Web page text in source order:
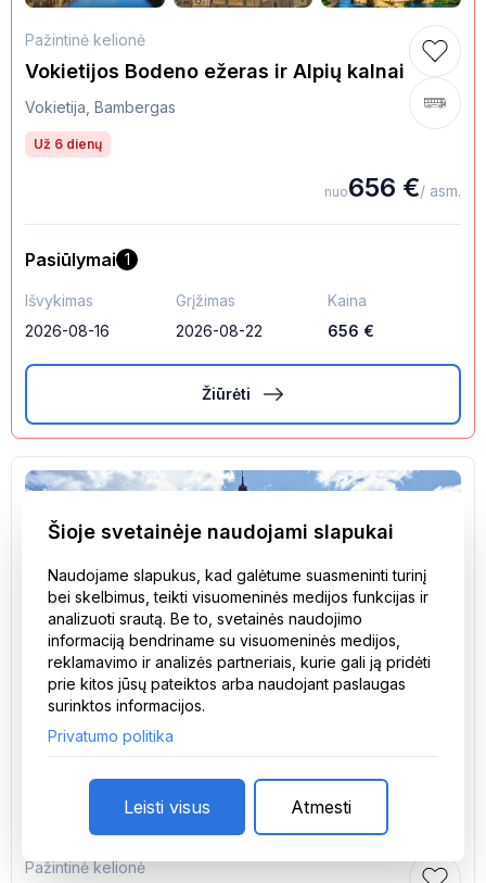
Šioje svetainėje naudojami slapukai
Naudojame slapukus, kad galėtume suasmeninti turinį
bei skelbimus, teikti visuomeninės medijos funkcijas ir
analizuoti srautą. Be to, svetainės naudojimo
informaciją bendriname su visuomeninės medijos,
reklamavimo ir analizės partneriais, kurie gali ją pridėti
prie kitos jūsų pateiktos arba naudojant paslaugas
surinktos informacijos.
Privatumo politika
Leisti visus Atmesti
Pažintinė kelionė
Vokietijos Bodeno ežeras ir Alpių kalnai
Vokietija, Bambergas
Už 6 dienų
nuo656 €/ asm.
Pasiūlymai 1
Išvykimas Grįžimas
Kaina
2026-08-16
2026-08-22 656 €
Žiūrėti
Pažintinė kelionė